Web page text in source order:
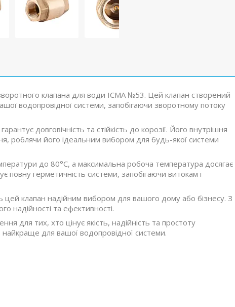
клапана для води ICMA №53. Цей клапан створений
водопровідної системи, запобігаючи зворотному потоку
довговічність та стійкість до корозії. Його внутрішня
роблячи його ідеальним вибором для будь-якої системи
до 80°C, а максимальна робоча температура досягає
повну герметичність системи, запобігаючи витокам і
цей клапан надійним вибором для вашого дому або бізнесу. З
надійності та ефективності.
для тих, хто цінує якість, надійність та простоту
для вашої водопровідної системи.